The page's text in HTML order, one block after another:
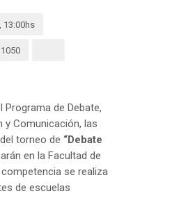
13:00hs
Programa de Debate,
y Comunicación, las
torneo de “Debate
en la Facultad de
se realiza
de escuelas